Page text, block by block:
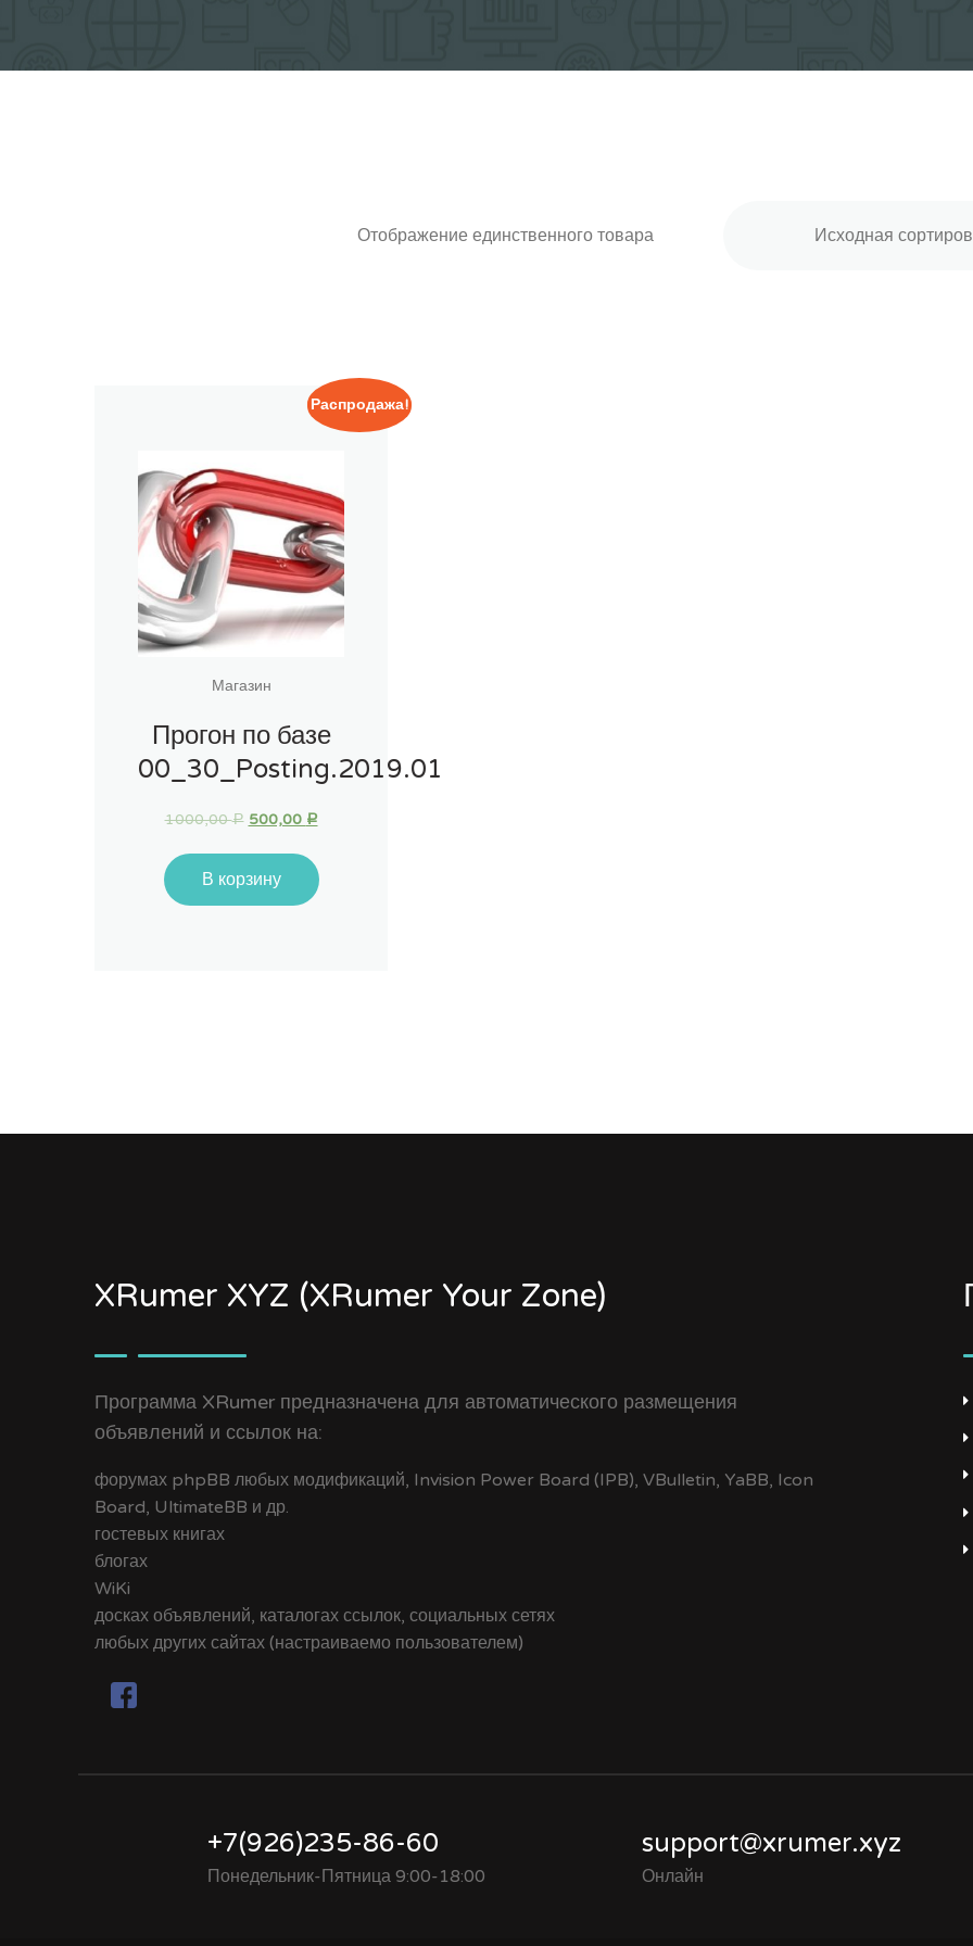
Отображение единственного товара Исходная
Распродажа!
Магазин
Прогон по базе
00_30_Posting.2019.01
1000,00Р 500,00 Р
В корзину
XRumer XYZ (XRumer Your Zone)
Программа XRumer предназначена для автоматического размещения
объявлений и ссылок на:
форумах phpBB любых модификаций, Invision Power Board (IPB), VBulletin, YaBB, Icon
Board, UltimateBB и др.
гостевых книгах
блогах
WiKi
досках объявлений, каталогах ссылок, социальных сетях
любых других сайтах (настраиваемо пользователем)
+7(926)235-86-60
Понедельник-Пятница 9:00-18:00
support@xrumer.xyz
Онлайн